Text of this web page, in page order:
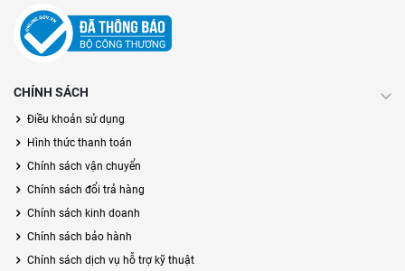
CHÍNH SÁCH
Điều khoản sử dụng
Hình thức thanh toán
Chính sách vận chuyển
Chính sách đổi trả hàng
Chính sách kinh doanh
Chính sách bảo hành
Chính sách dịch vụ hỗ trợ kỹ thuật